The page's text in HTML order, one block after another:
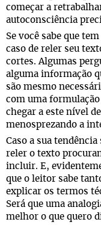
começar a
autoconsciência
Se você sabe que
caso de reler seu
cortes. Algumas
alguma informação
são mesmo
com uma
chegar a este nível
menosprezando a
Caso a sua
reler o texto
incluir. E,
que o leitor sabe
explicar os termos
Será que uma
melhor o que quero